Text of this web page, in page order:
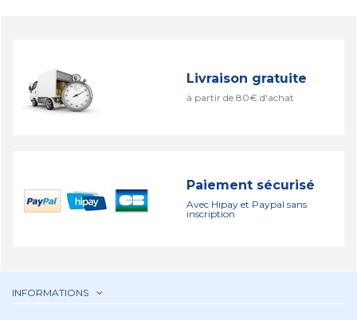
Livraison gratuite
à partir de 80€ d'achat
Paiement sécurisé
Avec Hipay et Paypal sans
inscription
INFORMATIONS